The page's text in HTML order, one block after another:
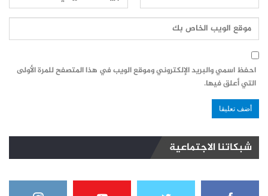
احفظ اسمي والبريد الإلكتروني وموقع الويب في هذا المتصفح للمرة الأولى
التي أعلق فيها.
شبكاتنا الاجتماعية